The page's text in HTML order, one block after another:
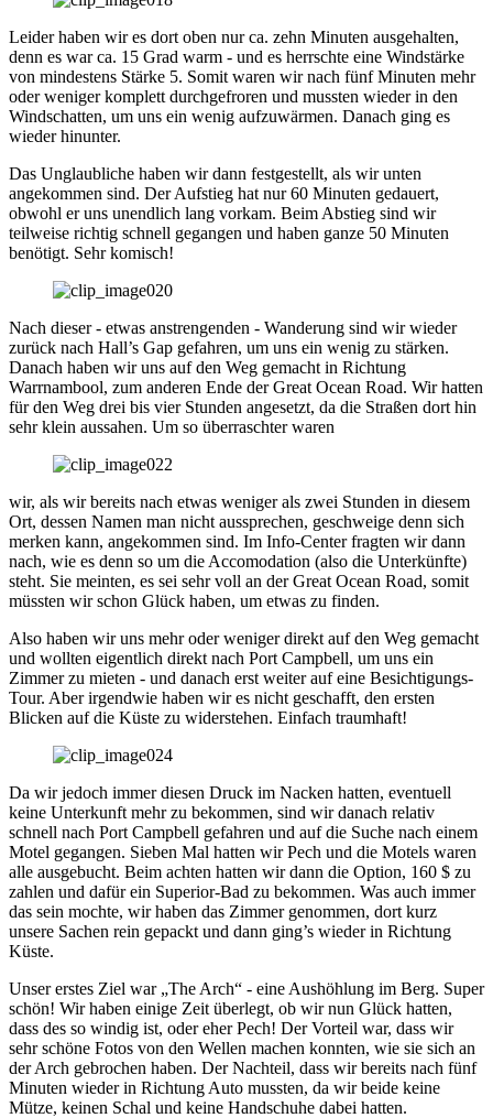
Leider haben wir es dort oben nur ca. zehn Minuten ausgehalten,
denn es war ca. 15 Grad warm - und es herrschte eine Windstärke
von mindestens Stärke 5. Somit waren wir nach fünf Minuten mehr
oder weniger komplett durchgefroren und mussten wieder in den
Windschatten, um uns ein wenig aufzuwärmen. Danach ging es
wieder hinunter.
Das Unglaubliche haben wir dann festgestellt, als wir unten
angekommen sind. Der Aufstieg hat nur 60 Minuten gedauert,
obwohl er uns unendlich lang vorkam. Beim Abstieg sind wir
teilweise richtig schnell gegangen und haben ganze 50 Minuten
benötigt. Sehr komisch!
Nach dieser - etwas anstrengenden - Wanderung sind wir wieder
zurück nach Hall’s Gap gefahren, um uns ein wenig zu stärken.
Danach haben wir uns auf den Weg gemacht in Richtung
Warrnambool, zum anderen Ende der Great Ocean Road. Wir hatten
für den Weg drei bis vier Stunden angesetzt, da die Straßen dort hin
sehr klein aussahen. Um so überraschter waren
wir, als wir bereits nach etwas weniger als zwei Stunden in diesem
Ort, dessen Namen man nicht aussprechen, geschweige denn sich
merken kann, angekommen sind. Im Info-Center fragten wir dann
nach, wie es denn so um die Accomodation (also die Unterkünfte)
steht. Sie meinten, es sei sehr voll an der Great Ocean Road, somit
müssten wir schon Glück haben, um etwas zu finden.
Also haben wir uns mehr oder weniger direkt auf den Weg gemacht
und wollten eigentlich direkt nach Port Campbell, um uns ein
Zimmer zu mieten - und danach erst weiter auf eine Besichtigungs-
Tour. Aber irgendwie haben wir es nicht geschafft, den ersten
Blicken auf die Küste zu widerstehen. Einfach traumhaft!
Da wir jedoch immer diesen Druck im Nacken hatten, eventuell
keine Unterkunft mehr zu bekommen, sind wir danach relativ
schnell nach Port Campbell gefahren und auf die Suche nach einem
Motel gegangen. Sieben Mal hatten wir Pech und die Motels waren
alle ausgebucht. Beim achten hatten wir dann die Option, 160 $ zu
zahlen und dafür ein Superior-Bad zu bekommen. Was auch immer
das sein mochte, wir haben das Zimmer genommen, dort kurz
unsere Sachen rein gepackt und dann ging’s wieder in Richtung
Küste.
Unser erstes Ziel war „The Arch“ - eine Aushöhlung im Berg. Super
schön! Wir haben einige Zeit überlegt, ob wir nun Glück hatten,
dass des so windig ist, oder eher Pech! Der Vorteil war, dass wir
sehr schöne Fotos von den Wellen machen konnten, wie sie sich an
der Arch gebrochen haben. Der Nachteil, dass wir bereits nach fünf
Minuten wieder in Richtung Auto mussten, da wir beide keine
Mütze, keinen Schal und keine Handschuhe dabei hatten.